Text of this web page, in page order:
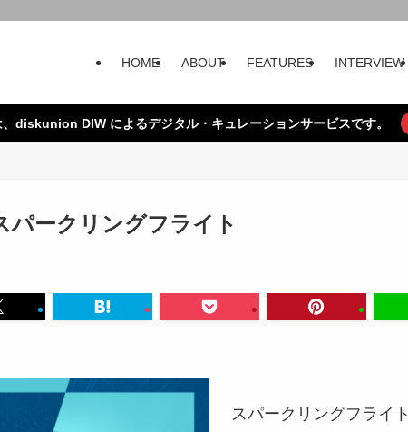
HOME ABOUT FEATURES INTERVIEW
、diskunion DIW によるデジタル・キュレーションサービスです。
ークリングフライト
スパークリングフライト